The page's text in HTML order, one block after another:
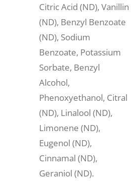
Citric Acid (ND), Vanillin
(ND), Benzyl Benzoate
(ND), Sodium
Benzoate, Potassium
Sorbate, Benzyl
Alcohol,
Phenoxyethanol, Citral
(ND), Linalool (ND),
Limonene (ND),
Eugenol (ND),
Cinnamal (ND),
Geraniol (ND).